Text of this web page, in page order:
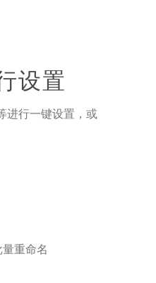
设置
进行一键设置，或
重命名